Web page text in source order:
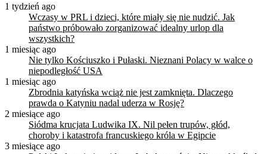
1 tydzień ago
Wczasy w PRL i dzieci, które miały się nie nudzić. Jak
państwo próbowało zorganizować idealny urlop dla
wszystkich?
1 miesiąc ago
Nie tylko Kościuszko i Pułaski. Nieznani Polacy w walce o
niepodległość USA
1 miesiąc ago
Zbrodnia katyńska wciąż nie jest zamknięta. Dlaczego
prawda o Katyniu nadal uderza w Rosję?
2 miesiące ago
Siódma krucjata Ludwika IX. Nil pełen trupów, głód,
choroby i katastrofa francuskiego króla w Egipcie
3 miesiące ago